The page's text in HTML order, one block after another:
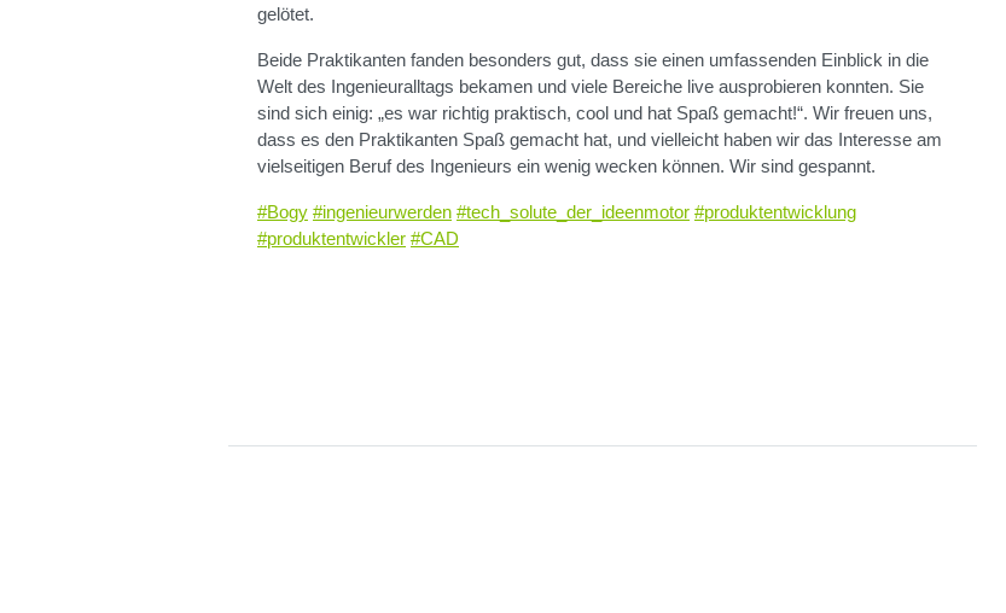
gelötet.
Beide Praktikanten fanden besonders gut, dass sie einen umfassenden Einblick in die
Welt des Ingenieuralltags bekamen und viele Bereiche live ausprobieren konnten. Sie
sind sich einig: „es war richtig praktisch, cool und hat Spaß gemacht!“. Wir freuen uns,
dass es den Praktikanten Spaß gemacht hat, und vielleicht haben wir das Interesse am
vielseitigen Beruf des Ingenieurs ein wenig wecken können. Wir sind gespannt.
#Bogy #ingenieurwerden #tech_solute_der_ideenmotor #produktentwicklung
#produktentwickler #CAD